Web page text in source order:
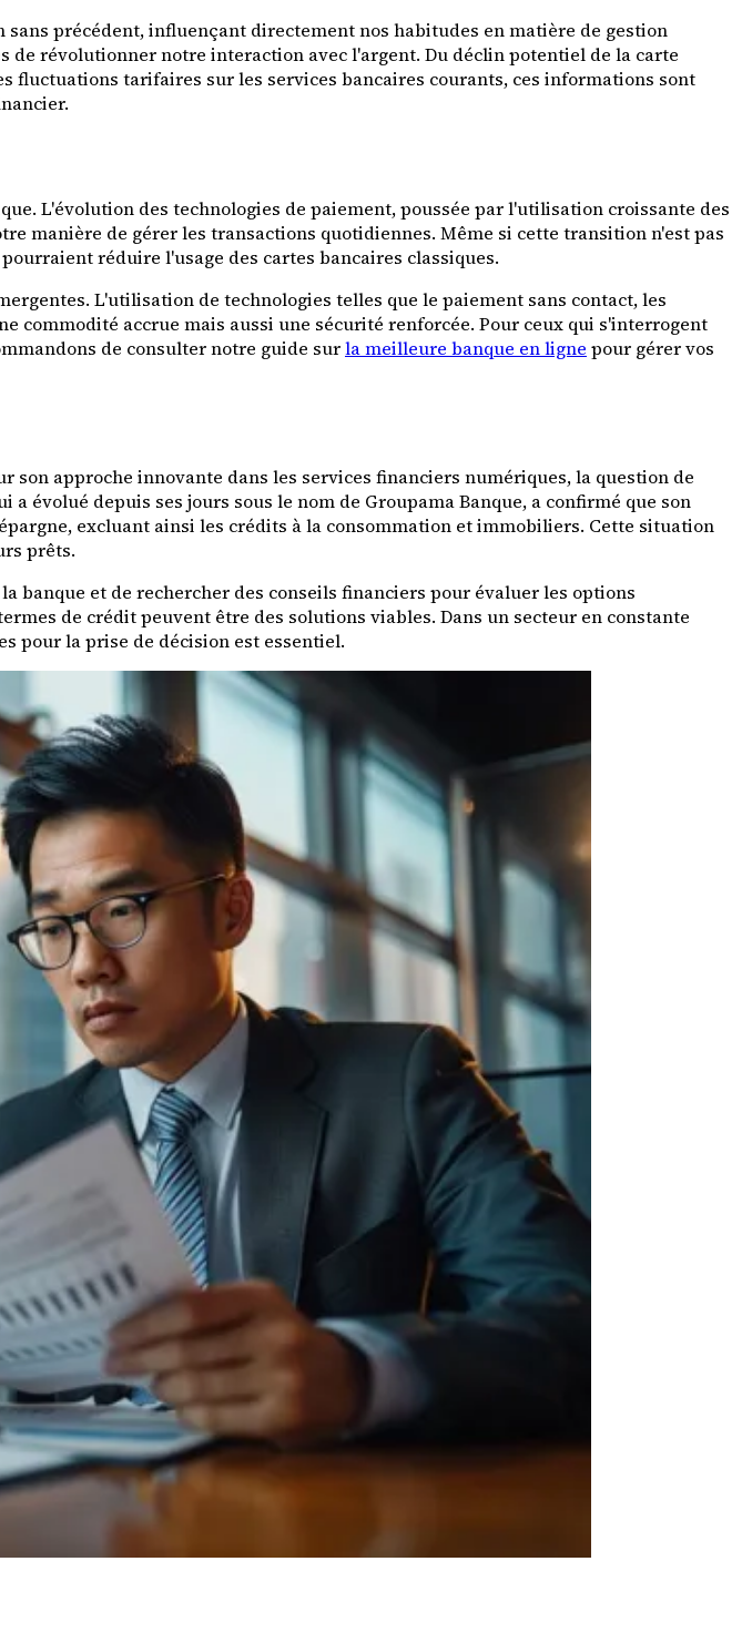
précédent, influençant directement nos habitudes en matière de gestion
révolutionner notre interaction avec l'argent. Du déclin potentiel de la carte
fluctuations tarifaires sur les services bancaires courants, ces informations sont
L'évolution des technologies de paiement, poussée par l'utilisation croissante des
manière de gérer les transactions quotidiennes. Même si cette transition n'est pas
réduire l'usage des cartes bancaires classiques.
L'utilisation de technologies telles que le paiement sans contact, les
accrue mais aussi une sécurité renforcée. Pour ceux qui s'interrogent
de consulter notre guide surla meilleure banque en ligne pour gérer vos
approche innovante dans les services financiers numériques, la question de
évolué depuis ses jours sous le nom de Groupama Banque, a confirmé que son
excluant ainsi les crédits à la consommation et immobiliers. Cette situation
prêts.
et de rechercher des conseils financiers pour évaluer les options
de crédit peuvent être des solutions viables. Dans un secteur en constante
pour la prise de décision est essentiel.